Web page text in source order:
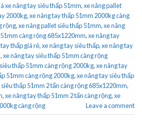
xe nâng tay siêu thấp 51mm,xe nâng pallet
2000kg,xe nâng tay thấp 51mm 2000kg càng
rộng,xe nâng pallet siêu thấp 51mm,xe nâng
càng rộng 685x1220mm,xe nâng tay
thấp giá rẻ,xe nâng tay siêu thấp,xe nâng tay
,xe nâng tay siêu thấp 51mm càng rộng
thấp 51mm càng rộng 2000kg,xe nâng tay
51mm càng rộng 2000kg,xe nâng tay siêu thấp
thấp 51mm 2 tấn càng rộng 685x1220mm,
,xe nâng tay thấp 51mm 2 tấn càng rộng,xe
càng rộng
Leave a comment